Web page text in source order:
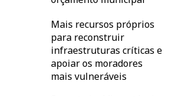
Mais recursos próprios
para reconstruir
infraestruturas críticas e
apoiar os moradores
mais vulneráveis